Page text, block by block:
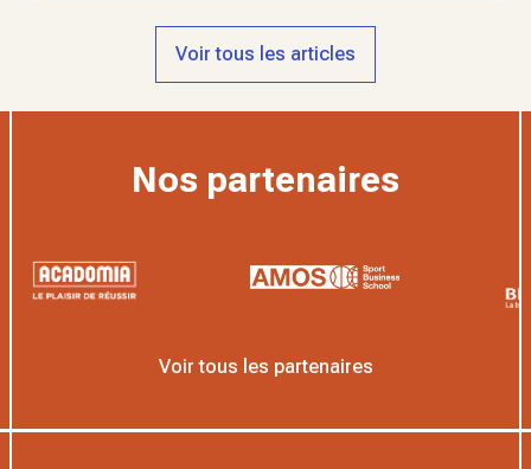
Voir tous les articles
Nos partenaires
Voir tous les partenaires